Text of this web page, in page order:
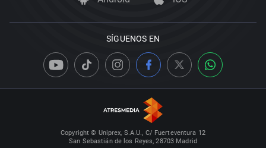
SÍGUENOS EN
Copyright © Uniprex, S.A.U., C/ Fuerteventura 12
San Sebastián de los Reyes, 28703 Madrid